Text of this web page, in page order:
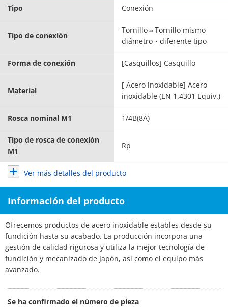
Tipo Conexión
Tipo de conexión
Tornillo⇔Tornillo mismo
diámetro・diferente tipo
Forma de conexión [Casquillos] Casquillo
Material
[ Acero inoxidable] Acero
inoxidable (EN 1.4301 Equiv.)
Rosca nominal M1 1/4B(8A)
Tipo de rosca de conexión
M1
Rp
Ver más detalles del producto
Información del producto
Ofrecemos productos de acero inoxidable estables desde su
fundición hasta su acabado. La producción incorpora una
gestión de calidad rigurosa y utiliza la mejor tecnología de
fundición y mecanizado de Japón, así como el equipo más
avanzado.
Se ha confirmado el número de pieza